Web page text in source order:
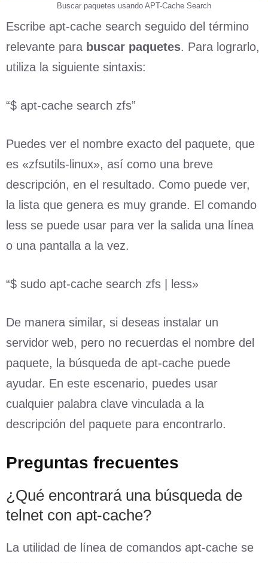
Buscar paquetes usando APT-Cache Search
Escribe apt-cache search seguido del término
relevante para buscar paquetes. Para lograrlo,
utiliza la siguiente sintaxis:
“$ apt-cache search zfs”
Puedes ver el nombre exacto del paquete, que
es «zfsutils-linux», así como una breve
descripción, en el resultado. Como puede ver,
la lista que genera es muy grande. El comando
less se puede usar para ver la salida una línea
o una pantalla a la vez.
“$ sudo apt-cache search zfs | less»
De manera similar, si deseas instalar un
servidor web, pero no recuerdas el nombre del
paquete, la búsqueda de apt-cache puede
ayudar. En este escenario, puedes usar
cualquier palabra clave vinculada a la
descripción del paquete para encontrarlo.
Preguntas frecuentes
¿Qué encontrará una búsqueda de
telnet con apt-cache?
La utilidad de línea de comandos apt-cache se